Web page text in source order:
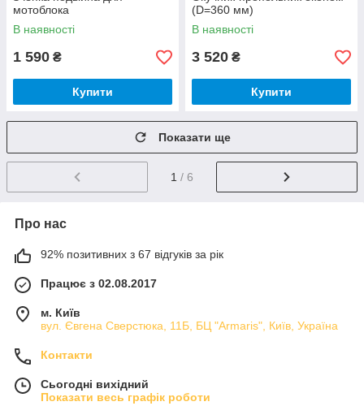
мотоблока
В наявності
1 590 ₴
Купити
(D=360 мм)
В наявності
3 520 ₴
Купити
Показати ще
1 / 6
Про нас
92% позитивних з 67 відгуків за рік
Працює з 02.08.2017
м. Київ
вул. Євгена Сверстюка, 11Б, БЦ "Armaris", Київ, Україна
Контакти
Сьогодні вихідний
Показати весь графік роботи